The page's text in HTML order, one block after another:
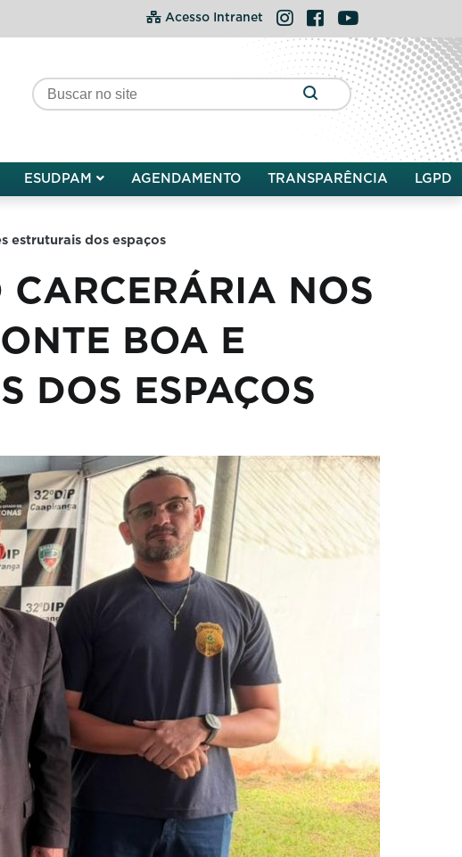
Acesso Intranet Instagram
FacebookYouTube
ESUDPAM AGENDAMENTO TRANSPARÊNCIA LGPD
estruturais dos espaços
NOS
BOA E
DOS ESPAÇOS